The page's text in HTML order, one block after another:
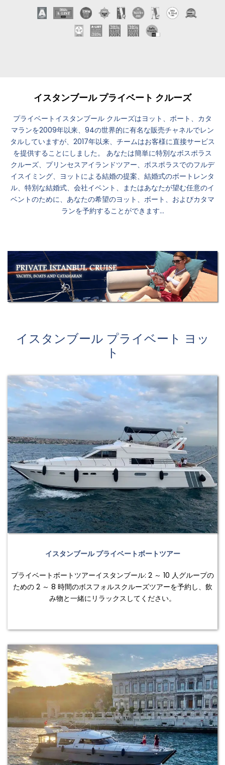
イスタンブール プライベート クルーズ
プライベートイスタンブール クルーズはヨット、ボート、カタ
マランを2009年以来、94の世界的に有名な販売チャネルでレン
タルしていますが、2017年以来、チームはお客様に直接サービス
を提供することにしました。 あなたは簡単に特別なボスポラス
クルーズ、プリンセスアイランドツアー、ボスポラスでのフルデ
イスイミング、ヨットによる結婚の提案、結婚式のボートレンタ
ル、特別な結婚式、会社イベント、またはあなたが望む任意のイ
ベントのために、あなたの希望のヨット、ボート、およびカタマ
ランを予約することができます...
イスタンブール プライベート ヨッ
ト
イスタンブール プライベートボートツアー
プライベートボートツアーイスタンブール: 2 ～ 10 人グループの
ための 2 ～ 8 時間のボスフォルスクルーズツアーを予約し、飲
み物と一緒にリラックスしてください。